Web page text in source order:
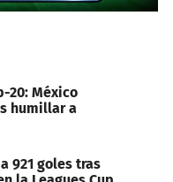
20: México
humillar a
921 goles tras